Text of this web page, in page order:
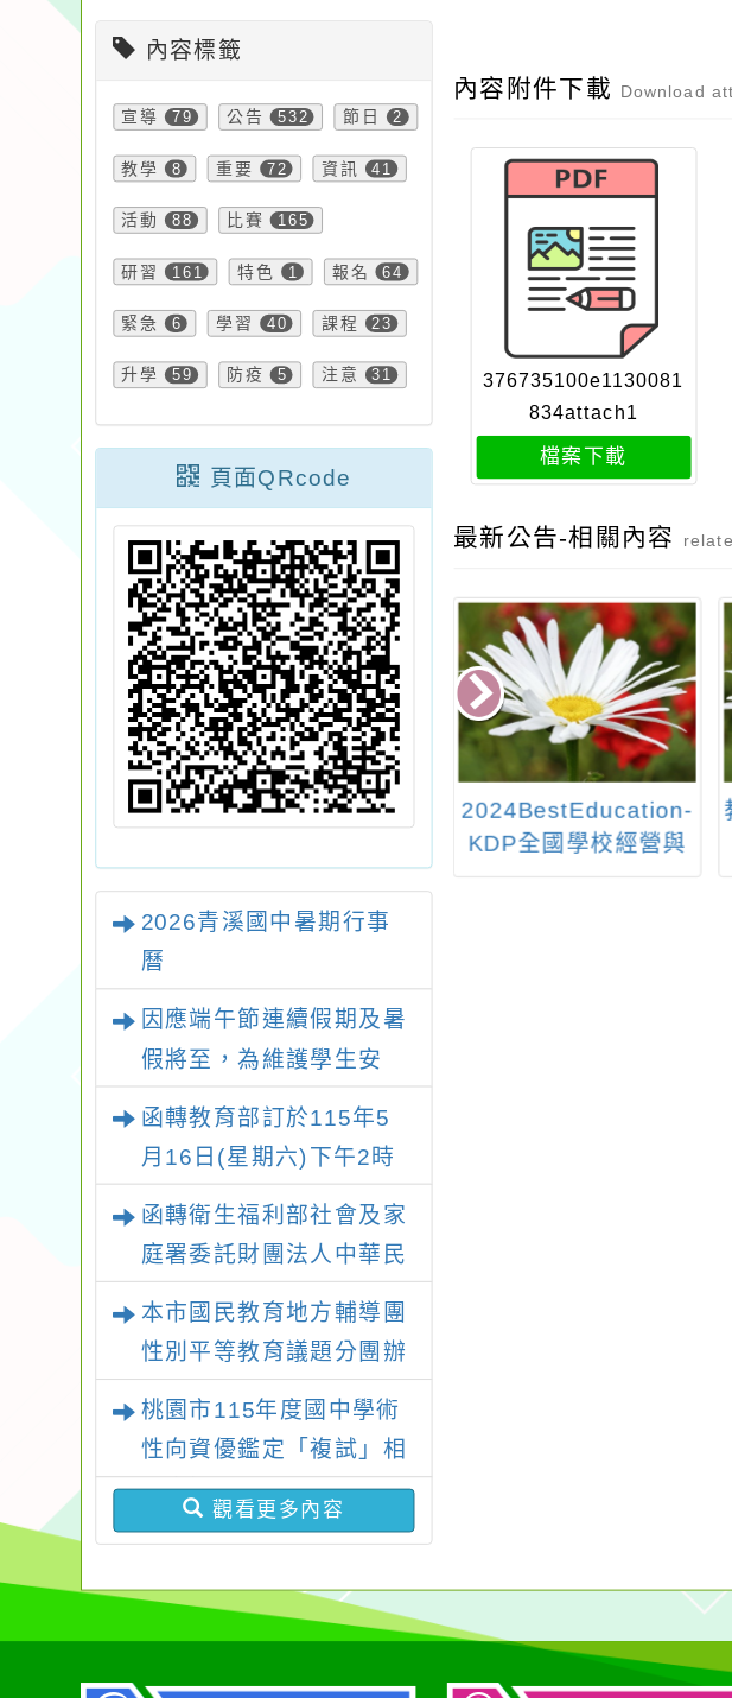
內容標籤
宣導 79 公告 532 節日 2
教學 8 重要 72 資訊 41
活動 88 比賽 165
研習 161 特色 1 報名 64
緊急 6 學習 40 課程 23
升學 59 防疫 5 注意 31
頁面QRcode
2026青溪國中暑期行事
曆
因應端午節連續假期及暑
假將至，為維護學生安
函轉教育部訂於115年5
月16日(星期六)下午2時
理「115年度515國際家
庭日宣導及系列座談活
動」
函轉衛生福利部社會及家
庭署委託財團法人中華民
屬擅帶服務-網絡單位-線
上課程」一案
本市國民教育地方輔導團
性別平等教育議題分團辦
場）」乙案，鼓勵教師參
加
桃園市115年度國中學術
性向資優鑑定「複試」相
關資訊
觀看更多內容
內容附件下載 Download
376735100e1130081
834attach1
檔案下載
最新公告-相關內容
始玩進木教育
暨教案工作坊
113國中教育會考命題 2024BestEducation-
KDP全國學校經營與